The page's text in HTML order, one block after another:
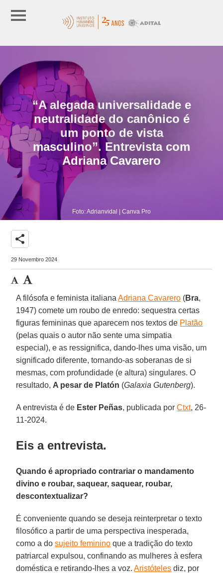
“A alegada universalidade e
neutralidade do canônico é
um ponto de vista
masculino”. Entrevista com
Adriana Cavarero
Foto: Adrianvidal | Canva Pro
share
29 Novembro 2024
A filósofa e feminista italianaAdriana Cavarero (Bra,
1947) comete um roubo de enredo: sequestra certas
figuras femininas que aparecem nos textos de Platão
(pelas quais o autor não sente uma simpatia
especial), e as ressignifica, dando-lhes uma visão, um
significado diferente, tornando-as soberanas de si
mesmas, com profundidade (e altura) singulares. O
resultado, A pesar de Platón (Galaxia Gutenberg).
A entrevista é de Ester Peñas, publicada porCtxt, 26-
11-2024.
Eis a entrevista.
Quando é apropriado contrariar o mandamento
divino e roubar, saquear, saquear, roubar,
descontextualizar?
É conveniente quando se deseja reinterpretar o texto
filosófico a partir de uma perspectiva inesperada,
como a dosujeito feminino que a tradição do texto
patriarcal expulsou, confinando as mulheres à esfera
doméstica e retirando-lhes a voz.Aristóteles diz, por